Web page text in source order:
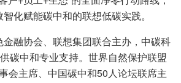
化赋能碳中和的联想低碳实践。
融协会、联想集团联合主办，中碳科
碳中和专业支持。世界自然保护联盟
会主席、中国碳中和50人论坛联席主